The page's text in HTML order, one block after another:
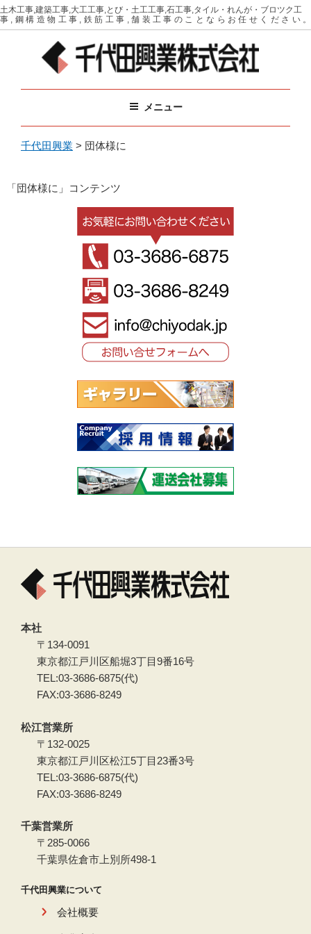
コ
ン
土木工事,建築工事,大工工事,とび・土工工事,石工事,タイル・れんが・ブロツク工
事,鋼構造物工事,鉄筋工事,舗装工事のことならお任せください。
千代田興業
メニュー
千代田興業 > 団体様に
「団体様に」コンテンツ
本社
〒134-0091
東京都江戸川区船堀3丁目9番16号
TEL:03-3686-6875(代)
FAX:03-3686-8249
松江営業所
〒132-0025
東京都江戸川区松江5丁目23番3号
TEL:03-3686-6875(代)
FAX:03-3686-8249
千葉営業所
〒285-0066
千葉県佐倉市上別所498-1
千代田興業について
会社概要